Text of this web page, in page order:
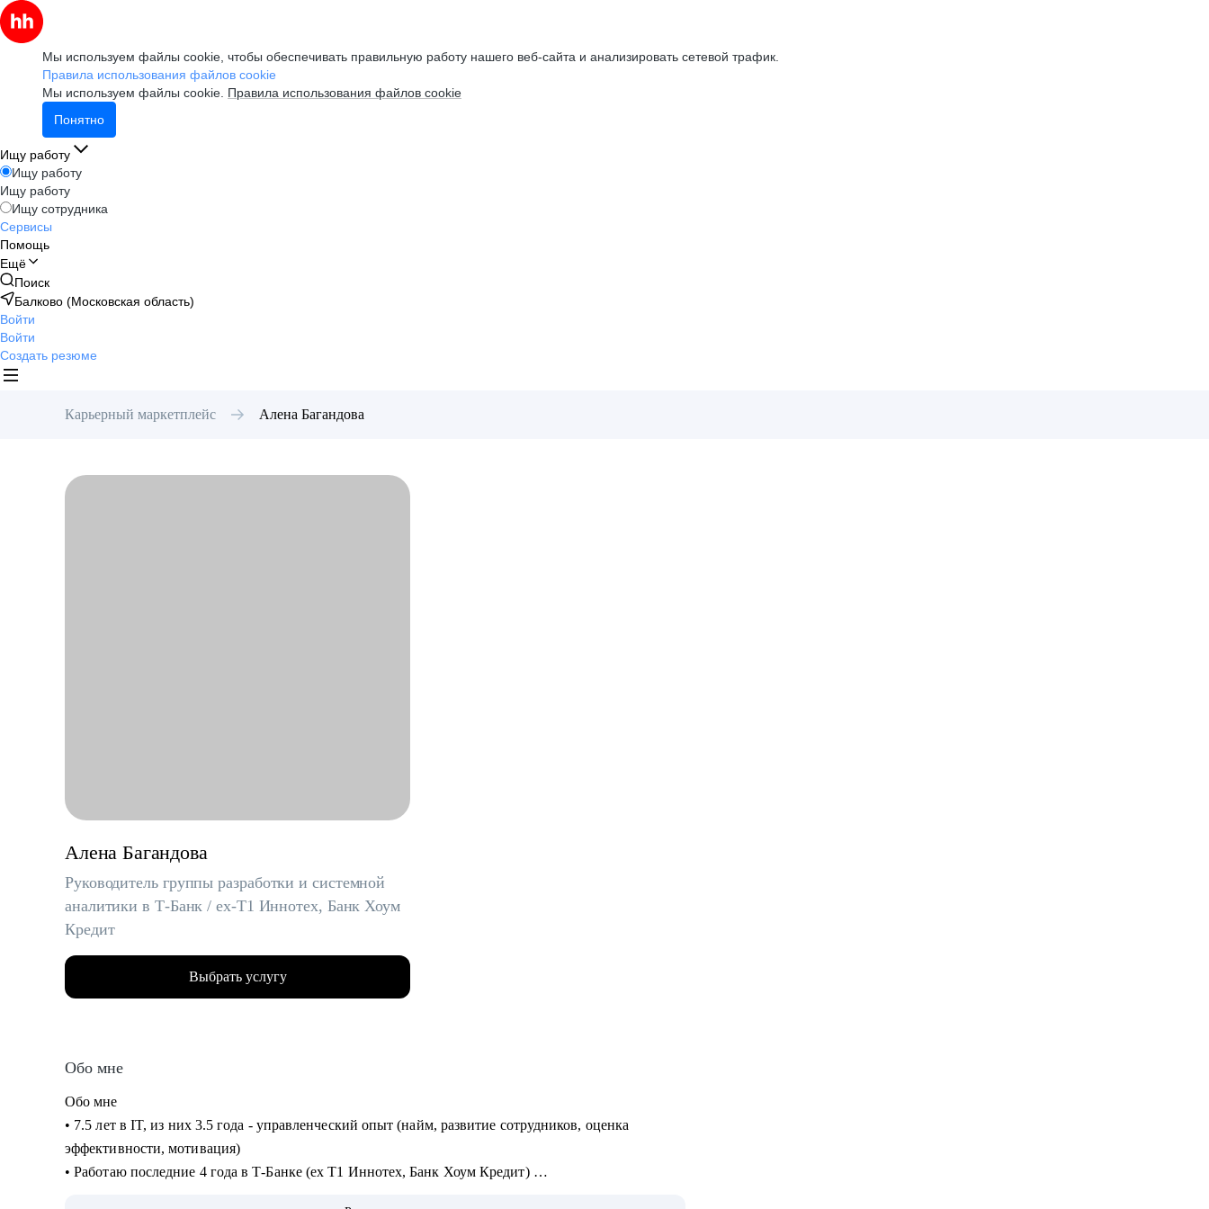
Мы используем файлы cookie, чтобы обеспечивать правильную работу нашего веб-сайта и анализировать сетевой трафик.
Правила использования файлов cookie
Мы используем файлы cookie. Правила использования файлов cookie
Понятно
Ищу работу
Ищу работу
Ищу работу
Ищу сотрудника
Сервисы
Помощь
Ещё
Поиск
Балково (Московская область)
Войти
Войти
Создать резюме
Карьерный маркетплейс Алена Багандова
Алена Багандова
Руководитель группы разработки и системной
аналитики в Т-Банк / ex-T1 Иннотех, Банк Хоум
Кредит
Выбрать услугу
Обо мне
Обо мне
• 7.5 лет в IT, из них 3.5 года - управленческий опыт (найм, развитие сотрудников, оценка
эффективности, мотивация)
• Работаю последние 4 года в Т‑Банке (ex T1 Иннотех, Банк Хоум Кредит)